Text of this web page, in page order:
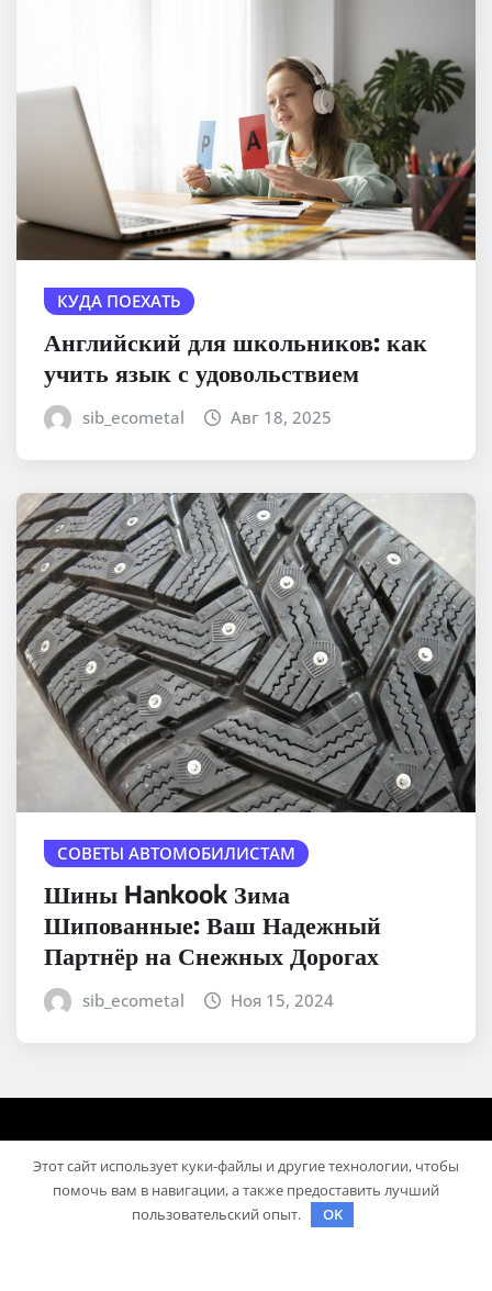
КУДА ПОЕХАТЬ
Английский для школьников: как
учить язык с удовольствием
sib_ecometal Авг 18, 2025
СОВЕТЫ АВТОМОБИЛИСТАМ
Шины Hankook Зима
Шипованные: Ваш Надежный
Партнёр на Снежных Дорогах
sib_ecometal Ноя 15, 2024
Этот сайт использует куки-файлы и другие технологии, чтобы
помочь вам в навигации, а также предоставить лучший
пользовательский опыт.
OK